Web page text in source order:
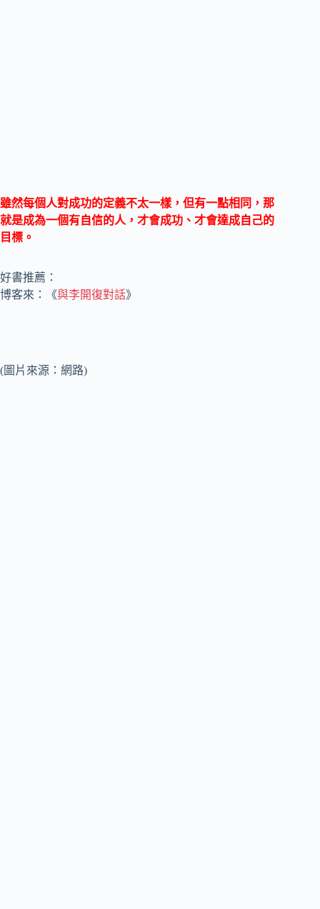
雖然每個人對成功的定義不太一樣，但有一點相同，那
就是成為一個有自信的人，才會成功、才會達成自己的
目標。
好書推薦：
博客來：《與李開復對話》
(圖片來源：網路)